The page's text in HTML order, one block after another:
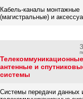
Кабель-каналы монтажные
(магистральные) и
антенные и
системы
Системы передачи данных